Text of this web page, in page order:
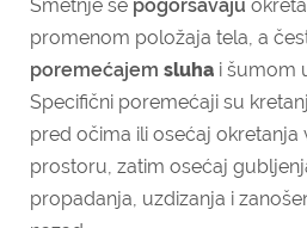
Smetnje se pogoršavaju
promenom položaja tela, a
poremećajem sluha i šumom
Specifični poremećaji su
pred očima ili osećaj okretanja
prostoru, zatim osećaj
propadanja, uzdizanja i